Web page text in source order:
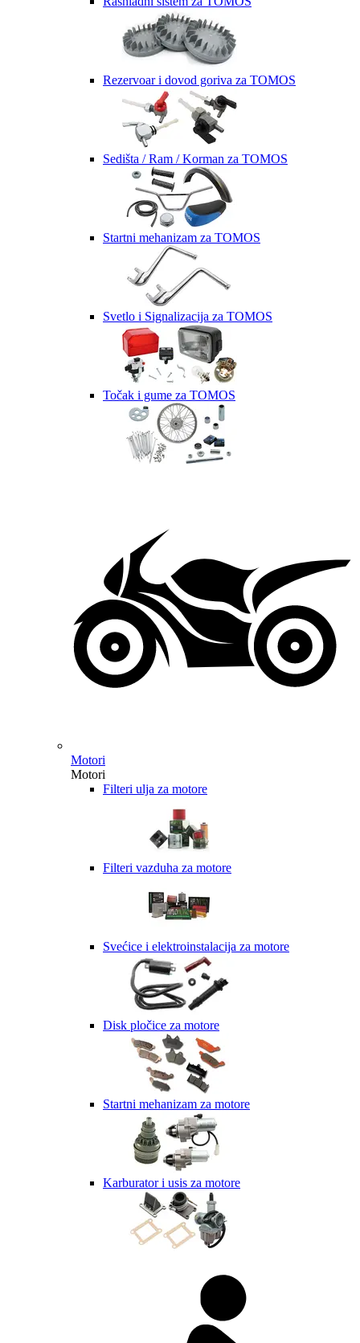
Rezervoar i dovod goriva za TOMOS
Sedišta / Ram / Korman za TOMOS
Startni mehanizam za TOMOS
Svetlo i Signalizacija za TOMOS
Točak i gume za TOMOS
Motori
Motori
Filteri ulja za motore
Filteri vazduha za motore
Svećice i elektroinstalacija za motore
Disk pločice za motore
Startni mehanizam za motore
Karburator i usis za motore